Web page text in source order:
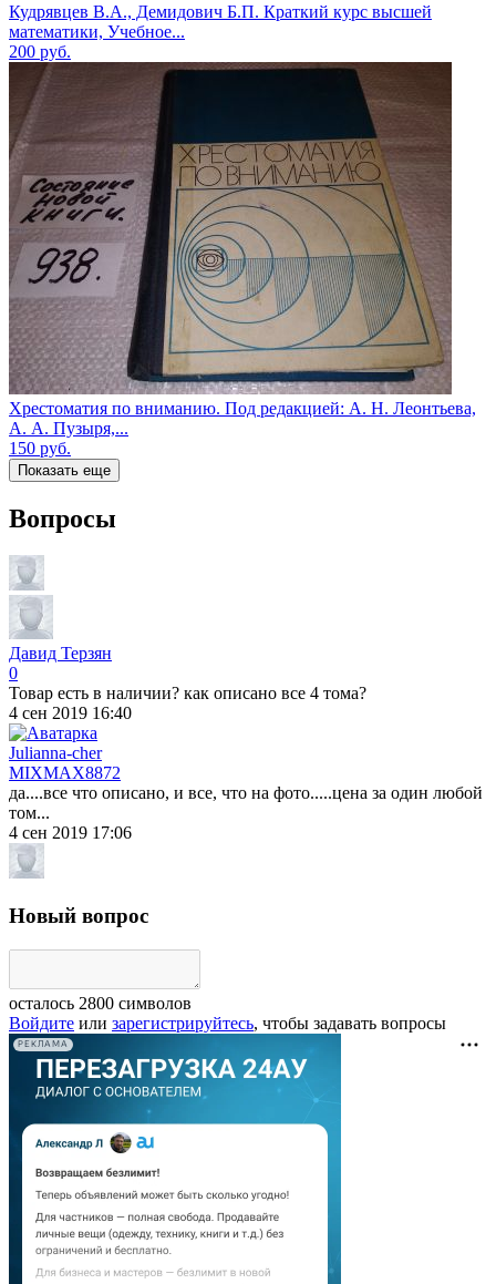
Кудрявцев В.А., Демидович Б.П. Краткий курс высшей
математики, Учебное...
200 руб.
Хрестоматия по вниманию. Под редакцией: А. Н. Леонтьева,
А. А. Пузыря,...
150 руб.
Показать еще
Вопросы
Давид Терзян
0
Товар есть в наличии? как описано все 4 тома?
4 сен 2019 16:40
Julianna-cher
MIXMAX8872
да....все что описано, и все, что на фото.....цена за один любой
том...
4 сен 2019 17:06
Новый вопрос
осталось 2800 символов
Войдите или зарегистрируйтесь, чтобы задавать вопросы
РЕКЛАМА